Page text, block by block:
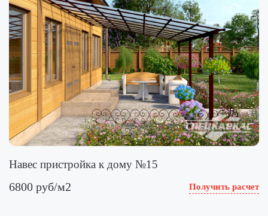
Навес пристройка к дому №15
6800 руб/м2 Получить расчет